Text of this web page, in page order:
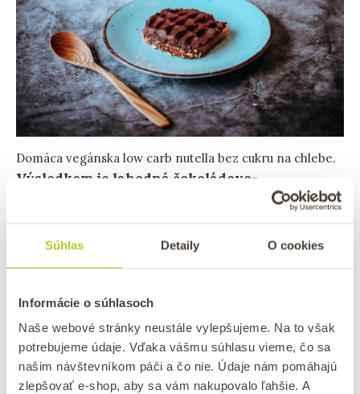
Súhlas Detaily O cookies
Informácie o súhlasoch
Naše webové stránky neustále vylepšujeme. Na to však
potrebujeme údaje. Vďaka vášmu súhlasu vieme, čo sa
našim návštevníkom páči a čo nie. Údaje nám pomáhajú
zlepšovať e-shop, aby sa vám nakupovalo ľahšie. A
Domáca vegánska low carb nutella bez cukru na chlebe.
Výsledkom je lahodná čokoládovo-
lieskovooriešková nátierka, ktorá obsahuje iba
a to oriešky a kakao.
Oproti pôvodnému receptu
neobsahuje laktózu, rafinovaný cukor a palmový
ktorí držia nízkosacharidovú diétu.
Máte radiorechové maslá? V e-shope na vás
čakáarašidové,pistáciovéalebomandľové